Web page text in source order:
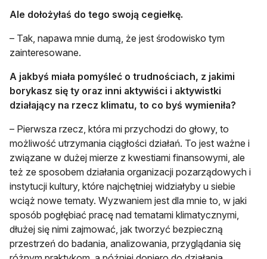
Ale dołożyłaś do tego swoją cegiełkę.
– Tak, napawa mnie dumą, że jest środowisko tym
zainteresowane.
A jakbyś miała pomyśleć o trudnościach, z jakimi
borykasz się ty oraz inni aktywiści i aktywistki
działający na rzecz klimatu, to co byś wymieniła?
– Pierwsza rzecz, która mi przychodzi do głowy, to
możliwość utrzymania ciągłości działań. To jest ważne i
związane w dużej mierze z kwestiami finansowymi, ale
też ze sposobem działania organizacji pozarządowych i
instytucji kultury, które najchętniej widziałyby u siebie
wciąż nowe tematy. Wyzwaniem jest dla mnie to, w jaki
sposób pogłębiać pracę nad tematami klimatycznymi,
dłużej się nimi zajmować, jak tworzyć bezpieczną
przestrzeń do badania, analizowania, przyglądania się